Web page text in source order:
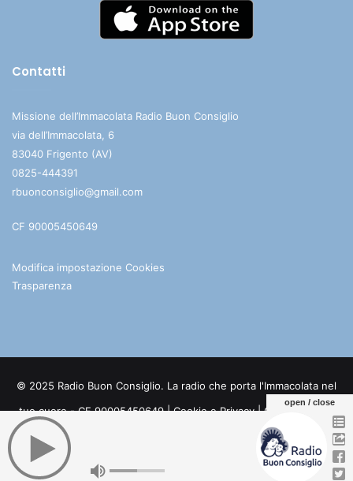
Contatti
Missione dell’Immacolata Radio Buon Consiglio
via dell’Immacolata, 6
83040 Frigento (AV)
0825-444391
rbuonconsiglio@gmail.com
CF 90005450649
Modifica impostazione Cookies
Trasparenza
© 2025 Radio Buon Consiglio. La radio che porta l'Immacolata nel
tuo cuore - CF 90005450649 |Cookie e Privacy| Credits:
TelegramWhatsApp
open / close